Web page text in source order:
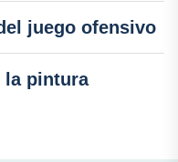
juego ofensivo
la pintura